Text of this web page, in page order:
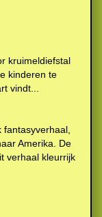
kruimeldiefstal
kinderen te
vindt...
Amerika. De
verhaal kleurrijk